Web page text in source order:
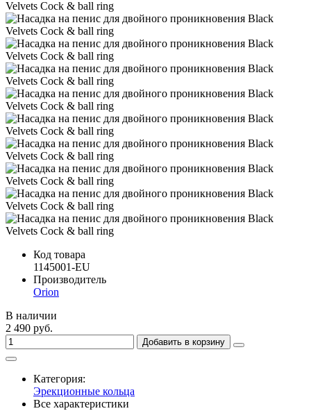
Код товара
1145001-EU
Производитель
Orion
В наличии
2 490 руб.
Добавить в корзину
Категория:
Эрекционные кольца
Все характеристики